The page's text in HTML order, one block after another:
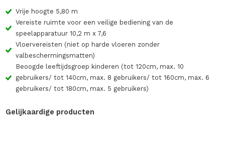
Vrije hoogte 5,80 m
Vereiste ruimte voor een veilige bediening van de
speelapparatuur 10,2 m x 7,6
Vloervereisten (niet op harde vloeren zonder
valbeschermingsmatten)
Beoogde leeftijdsgroep kinderen (tot 120cm, max. 10
gebruikers/ tot 140cm, max. 8 gebruikers/ tot 160cm, max. 6
gebruikers/ tot 180cm, max. 5 gebruikers)
Gelijkaardige producten